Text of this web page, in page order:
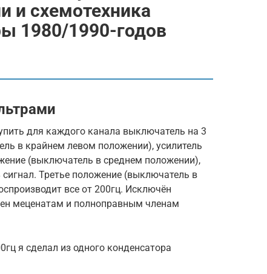
и схемотехника
1980/1990-годов
для каждого канала выключатель на 3
в крайнем левом положении), усилитель
(выключатель в среднем положении),
Третье положение (выключатель в
все от 200гц. Исключён
меценатам и полноправным членам
я сделал из одного конденсатора